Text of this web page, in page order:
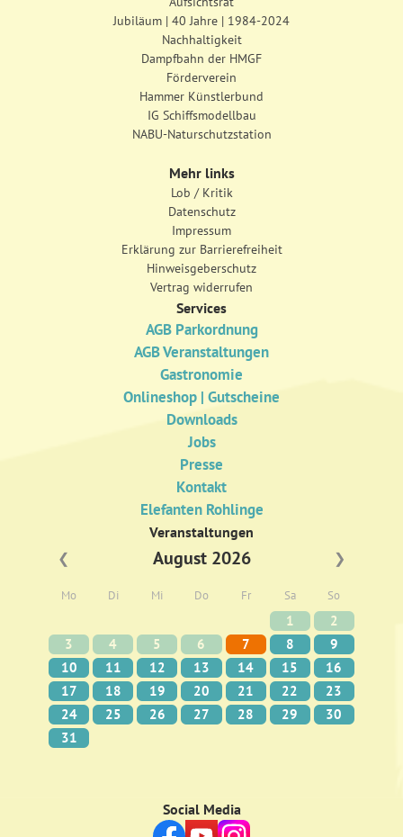
Jubiläum | 40 Jahre | 1984-2024
Nachhaltigkeit
Dampfbahn der HMGF
Förderverein
Hammer Künstlerbund
IG Schiffsmodellbau
NABU-Naturschutzstation
Mehr links
Lob / Kritik
Datenschutz
Impressum
Erklärung zur Barrierefreiheit
Hinweisgeberschutz
Vertrag widerrufen
Services
AGB Parkordnung
AGB Veranstaltungen
Gastronomie
Onlineshop | Gutscheine
Downloads
Jobs
Presse
Kontakt
Elefanten Rohlinge
Veranstaltungen
❮
August 2026 ❯
Mo Di Mi Do Fr Sa So
1
2
3
4 5 6 7 8
9
10
11 12 13 14 15
16
17
18 19 20 21 22
23
24
25 26 27 28 29
30
31
Social Media